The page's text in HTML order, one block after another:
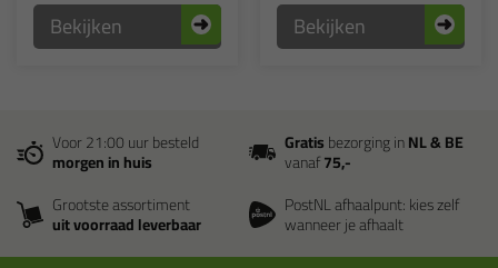
Bekijken Bekijken
Voor 21:00 uur besteld
morgen in huis
Gratisbezorging inNL & BE
vanaf75,-
Grootste assortiment
uit voorraad leverbaar
PostNL afhaalpunt: kies zelf
wanneer je afhaalt